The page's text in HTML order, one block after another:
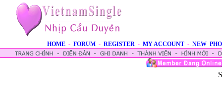
HOME - FORUM - REGISTER - MY ACCOUNT - NEW